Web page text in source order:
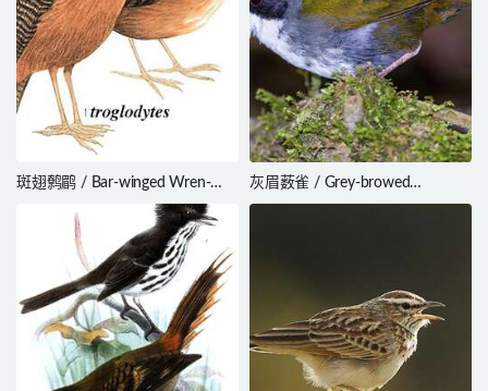
斑翅鹩鹛 / Bar-winged Wren-
troglodytoides
灰眉薮雀 / Grey-browed
Brushfinch / Arremon assimilis